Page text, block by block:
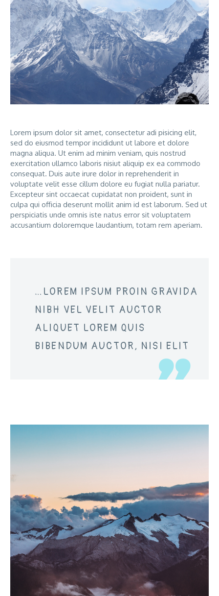
Lorem ipsum dolor sit amet, consectetur adi pisicing elit,
sed do eiusmod tempor incididunt ut labore et dolore
magna aliqua. Ut enim ad minim veniam, quis nostrud
exercitation ullamco laboris nisiut aliquip ex ea commodo
consequat. Duis aute irure dolor in reprehenderit in
voluptate velit esse cillum dolore eu fugiat nulla pariatur.
Excepteur sint occaecat cupidatat non proident, sunt in
culpa qui officia deserunt mollit anim id est laborum. Sed ut
perspiciatis unde omnis iste natus error sit voluptatem
accusantium doloremque laudantium, totam rem aperiam.
…LOREM IPSUM PROIN GRAVIDA
NIBH VEL VELIT AUCTOR
ALIQUET LOREM QUIS
BIBENDUM AUCTOR, NISI ELIT